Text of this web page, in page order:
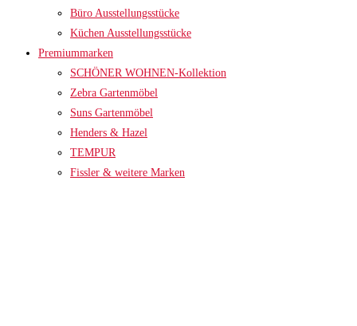
Büro Ausstellungsstücke
Küchen Ausstellungsstücke
Premiummarken
SCHÖNER WOHNEN-Kollektion
Zebra Gartenmöbel
Suns Gartenmöbel
Henders & Hazel
TEMPUR
Fissler & weitere Marken